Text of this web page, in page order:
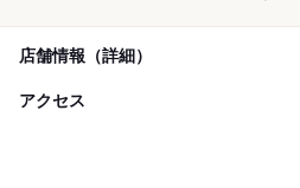
店舗情報（詳細）
アクセス